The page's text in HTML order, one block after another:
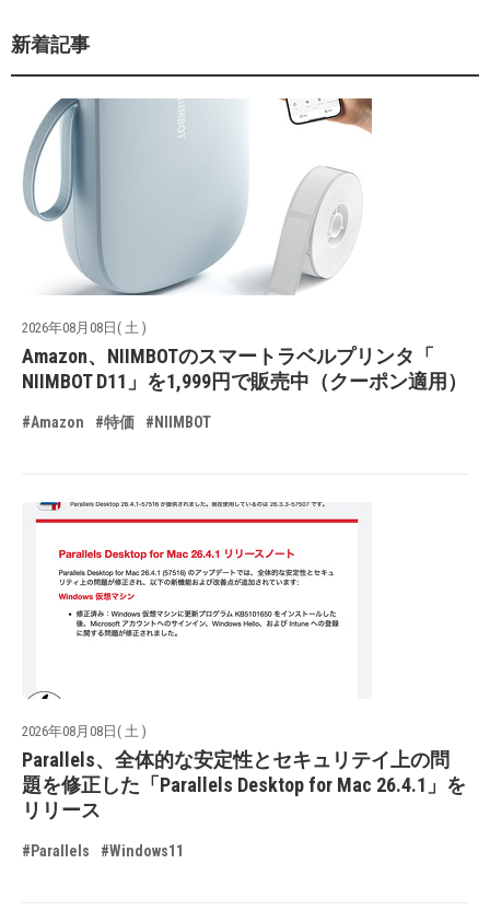
新着記事
2026年08月08日( 土 )
Amazon、NIIMBOTのスマートラベルプリンタ「
NIIMBOT D11」を1,999円で販売中（クーポン適用）
#Amazon #特価 #NIIMBOT
2026年08月08日( 土 )
Parallels、全体的な安定性とセキュリテイ上の問
題を修正した「Parallels Desktop for Mac 26.4.1」を
リリース
#Parallels #Windows11